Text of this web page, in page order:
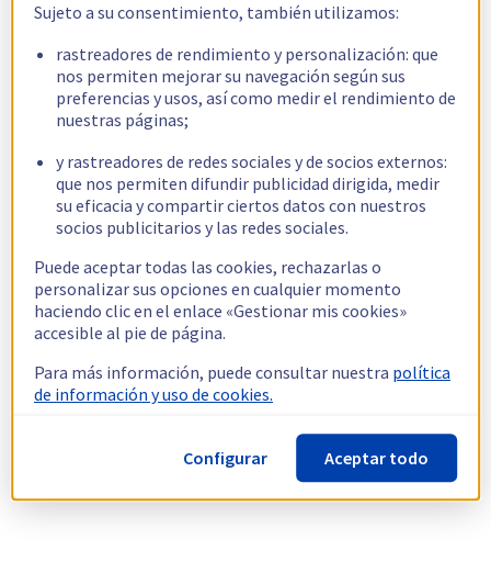
Sujeto a su consentimiento, también utilizamos:
rastreadores de rendimiento y personalización: que
nos permiten mejorar su navegación según sus
preferencias y usos, así como medir el rendimiento de
nuestras páginas;
y rastreadores de redes sociales y de socios externos:
que nos permiten difundir publicidad dirigida, medir
su eficacia y compartir ciertos datos con nuestros
socios publicitarios y las redes sociales.
Puede aceptar todas las cookies, rechazarlas o
personalizar sus opciones en cualquier momento
haciendo clic en el enlace «Gestionar mis cookies»
accesible al pie de página.
Para más información, puede consultar nuestra política
de información y uso de cookies.
Configurar Aceptar todo